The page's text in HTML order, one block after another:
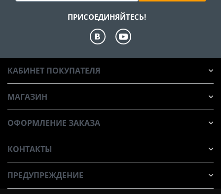
ПРИСОЕДИНЯЙТЕСЬ!
КАБИНЕТ ПОКУПАТЕЛЯ
МАГАЗИН
ОФОРМЛЕНИЕ ЗАКАЗА
КОНТАКТЫ
ПРЕДУПРЕЖДЕНИЕ